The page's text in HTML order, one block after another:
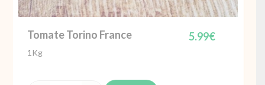
Tomate Torino France 5.99€
1Kg